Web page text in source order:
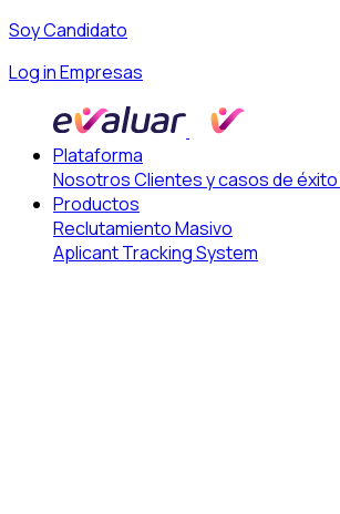
Soy Candidato
Log in Empresas
Plataforma
NosotrosClientes y casos de éxito
Productos
Reclutamiento Masivo
Aplicant Tracking System